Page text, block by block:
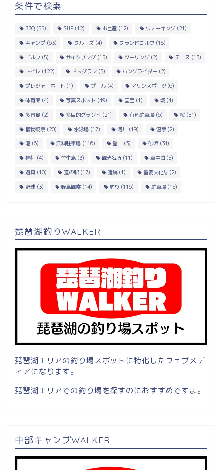
条件で検索
BBQ (55) SUP (12) お土産 (12) ウォーキング (21)
キャンプ (63) クルーズ (4) グランドゴルフ (18)
ゴルフ (5) サイクリング (15) ツーリング (2) テニス (13)
トイレ (122) ドッグラン (3) ハングライダー (2)
プレジャーボート (1) プール(4) マリンスポーツ (6)
体育館 (4) 写真スポット (49) 国宝 (1) 城 (4)
多景島 (2) 多目的グランド (21) 有料駐車場 (6) 桜 (51)
植物観察 (20) 水泳場 (17) 河川 (19) 温泉 (2)
港 (6) 無料駐車場 (116) 登山 (3) 砂浜 (31)
神社 (4) 竹生島 (3) 観光名所 (11) 車中泊 (5)
遊具 (10) 道の駅 (17) 遺跡(1) 重要文化財 (2)
野球 (3) 野鳥観察 (14) 釣り (116) 駐車場 (15)
琵琶湖釣りWALKER
琵琶湖エリアの釣り場スポットに特化したウェブメデ
ィアになります。
琵琶湖エリアでの釣り場を探すのにおすすめですよ。
中部キャンプWALKER